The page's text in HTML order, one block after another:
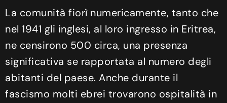
La comunità fiorì numericamente, tanto che
nel 1941 gli inglesi, al loro ingresso in Eritrea,
ne censirono 500 circa, una presenza
significativa se rapportata al numero degli
abitanti del paese. Anche durante il
fascismo molti ebrei trovarono ospitalità in